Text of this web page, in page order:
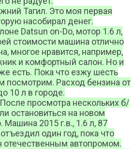
Тагил. Это моя первая
насобирал денег.
Datsun on-Dо, мотор 1.6 л,
стоимости машина отлично
многое нравится, например,
и комфортный салон. Но и
есть. Пока что езжу шесть
посмотрим. Расход бензина от
10 л в городе.
просмотра нескольких б/
остановиться на новом
Машина 2015 г.в., 1.6 л, 87
один год, пока что
отечественным автопромом.